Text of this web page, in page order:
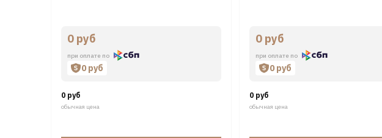
0 руб
при оплате по
0 руб
0 руб
обычная цена
0 руб
при оплате по
0 руб
0 руб
обычная цена